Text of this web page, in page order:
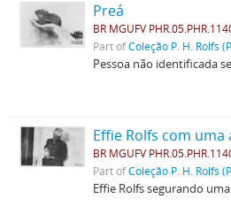
Preá
BR MGUFV
Part ofColeção P. H. Rolfs
Pessoa não identificada
Effie Rolfs com uma
BR MGUFV
Part ofColeção P. H. Rolfs
Effie Rolfs segurando